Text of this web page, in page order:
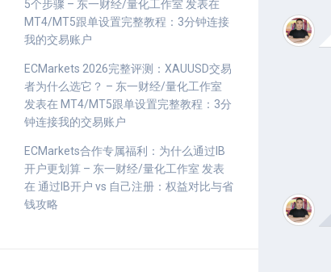
5个步骤 – 东一财经/量化工作室 发表在
MT4/MT5跟单设置完整教程：3分钟连接
我的交易账户
ECMarkets 2026完整评测：XAUUSD交易
者为什么选它？ – 东一财经/量化工作室
发表在 MT4/MT5跟单设置完整教程：3分
钟连接我的交易账户
ECMarkets合作专属福利：为什么通过IB
开户更划算 – 东一财经/量化工作室 发表
在 通过IB开户 vs 自己注册：权益对比与省
钱攻略